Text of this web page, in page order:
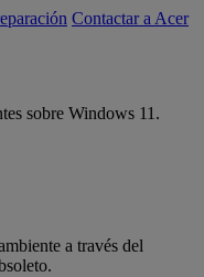
Contactar a Acer
sobre Windows 11.
a través del